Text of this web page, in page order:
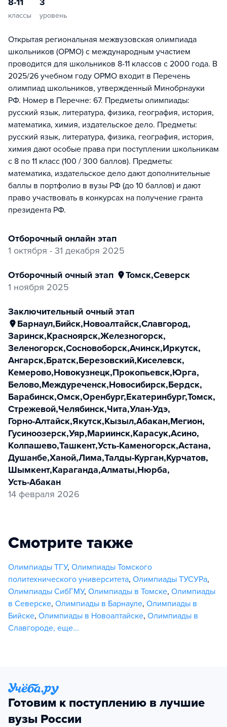
классы уровень
Открытая региональная межвузовская олимпиада
школьников (ОРМО) с международным участием
проводится для школьников 8-11 классов с 2000 года. В
2025/26 учебном году ОРМО входит в Перечень
олимпиад школьников, утвержденный Минобрнауки
РФ. Номер в Перечне: 67. Предметы олимпиады:
русский язык, литература, физика, география, история,
математика, химия, издательское дело. Предметы:
русский язык, литература, физика, география, история,
химия дают особые права при поступлении школьникам
с 8 по 11 класс (100 / 300 баллов). Предметы:
математика, издательское дело дают дополнительные
баллы в портфолио в вузы РФ (до 10 баллов) и дают
право участвовать в конкурсах на получение гранта
президента РФ.
отборочный онлайн этап
1 октября - 31 декабря 2025
отборочный очный этап Томск,Северск
1 ноября 2025
заключительный очный этап
Барнаул,Бийск,Новоалтайск,Славгород,
Заринск,Красноярск,Железногорск,
Зеленогорск,Сосновоборск,Ачинск,Иркутск,
Ангарск,Братск,Березовский,Киселевск,
Кемерово,Новокузнецк,Прокопьевск,Юрга,
Белово,Междуреченск,Новосибирск,Бердск,
Барабинск,Омск,Оренбург,Екатеринбург,Томск,
Стрежевой,Челябинск,Чита,Улан-Удэ,
Горно-Алтайск,Якутск,Кызыл,Абакан,Мегион,
Гусиноозерск,Уяр,Мариинск,Карасук,Асино,
Колпашево,Ташкент,Усть-Каменогорск,Астана,
Душанбе,Ханой,Лима,Талды-Курган,Курчатов,
Шымкент,Караганда,Алматы,Нюрба,
Усть-Абакан
14 февраля 2026
Смотрите также
Олимпиады ТГУ, Олимпиады Томского
политехнического университета, Олимпиады ТУСУРа,
Олимпиады СибГМУ, Олимпиады в Томске, Олимпиады
в Северске, Олимпиады в Барнауле, Олимпиады в
Бийске, Олимпиады в Новоалтайске, Олимпиады в
Славгороде, еще...
Готовим к поступлению в лучшие
вузы России